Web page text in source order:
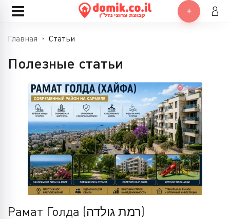
Главная Статьи
Полезные статьи
Рамат Голда (רמת גולדה)